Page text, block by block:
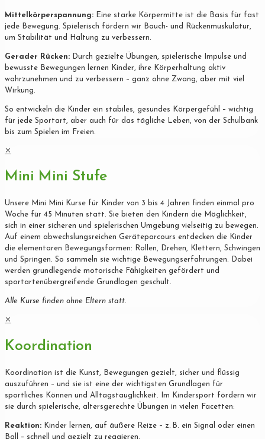
Mittelkörperspannung: Eine starke Körpermitte ist die Basis für fast
jede Bewegung. Spielerisch fördern wir Bauch- und Rückenmuskulatur,
um Stabilität und Haltung zu verbessern.
Gerader Rücken: Durch gezielte Übungen, spielerische Impulse und
bewusste Bewegungen lernen Kinder, ihre Körperhaltung aktiv
wahrzunehmen und zu verbessern – ganz ohne Zwang, aber mit viel
Wirkung.
So entwickeln die Kinder ein stabiles, gesundes Körpergefühl – wichtig
für jede Sportart, aber auch für das tägliche Leben, von der Schulbank
bis zum Spielen im Freien.
✕
Mini Mini Stufe
Unsere Mini Mini Kurse für Kinder von 3 bis 4 Jahren finden einmal pro
Woche für 45 Minuten statt. Sie bieten den Kindern die Möglichkeit,
sich in einer sicheren und spielerischen Umgebung vielseitig zu bewegen.
Auf einem abwechslungsreichen Geräteparcours entdecken die Kinder
die elementaren Bewegungsformen: Rollen, Drehen, Klettern, Schwingen
und Springen. So sammeln sie wichtige Bewegungserfahrungen. Dabei
werden grundlegende motorische Fähigkeiten gefördert und
sportartenübergreifende Grundlagen geschult.
Alle Kurse finden ohne Eltern statt.
✕
Koordination
Koordination ist die Kunst, Bewegungen gezielt, sicher und flüssig
auszuführen – und sie ist eine der wichtigsten Grundlagen für
sportliches Können und Alltagstauglichkeit. Im Kindersport fördern wir
sie durch spielerische, altersgerechte Übungen in vielen Facetten:
Reaktion: Kinder lernen, auf äußere Reize – z. B. ein Signal oder einen
Ball – schnell und gezielt zu reagieren.